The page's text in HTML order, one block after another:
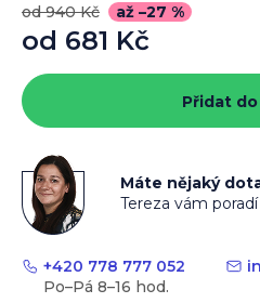
od 940 Kč
až –27 %
od 681 Kč
cena:
Přidat
Máte nějaký
Tereza vám poradí
+420 778 777 052